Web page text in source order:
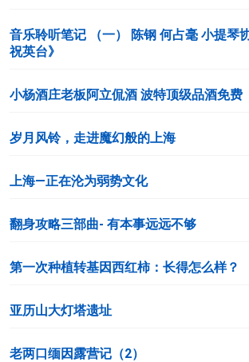
音乐聆听笔记 （一） 陈钢 何占毫 小提琴
祝英台》
小杨酒庄老板阿立侃酒 波特顶级品酒免费
岁月风铃，走进魔幻般的上海
上海—正在沦为弱势文化
翻身攻略三部曲- 有本事远远不够
第一次种植转基因西红柿：长得怎么样？
亚历山大灯塔遗址
老两口缅因露营记（2）